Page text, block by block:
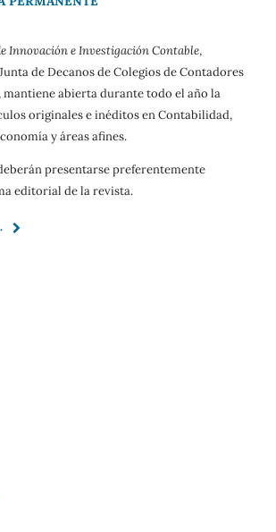
Innovación e Investigación Contable,
de Decanos de Colegios de Contadores
mantiene abierta durante todo el año la
originales e inéditos en Contabilidad,
y áreas afines.
presentarse preferentemente
editorial de la revista.